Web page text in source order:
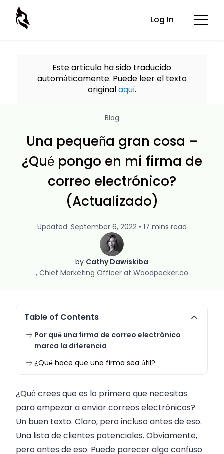
Log In
Este artículo ha sido traducido
automáticamente. Puede leer el texto
originalaquí.
Blog
Una pequeña gran cosa –
¿Qué pongo en mi firma de
correo electrónico?
(Actualizado)
by Cathy Dawiskiba
Chief Marketing Officer at Woodpecker.co
Updated: September 6, 2022 • 17 mins read
Table of Contents
Por qué una firma de correo electrónico
marca la diferencia
¿Qué hace que una firma sea útil?
¿Qué crees que es lo primero que necesitas
para empezar a enviar correos electrónicos?
Un buen texto. Claro, pero incluso antes de eso.
Una lista de clientes potenciales. Obviamente,
pero antes de eso. Puede parecer algo confuso